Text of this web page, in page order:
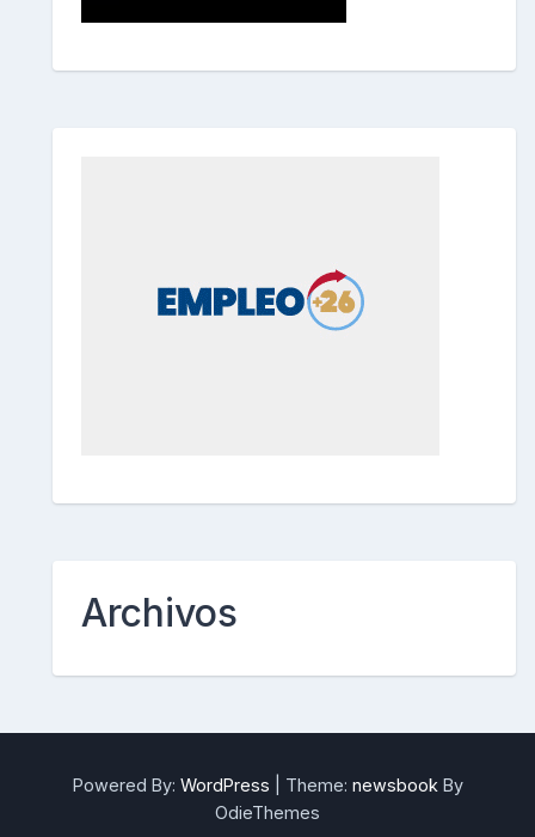
Archivos
Powered By: WordPress Theme: newsbook By
OdieThemes